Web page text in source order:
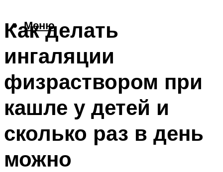
Меню
Как делать
ингаляции
физраствором при
кашле у детей и
сколько раз в день
можно